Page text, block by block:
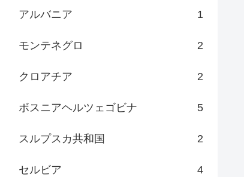
アルバニア 1
モンテネグロ 2
クロアチア 2
ボスニアヘルツェゴビナ 5
スルプスカ共和国 2
セルビア 4